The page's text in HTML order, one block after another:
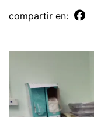
compartir en: